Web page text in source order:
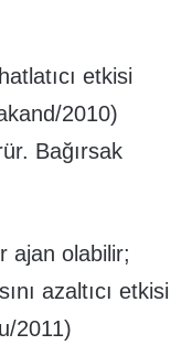
etkisi
2010)
Bağırsak
ajan olabilir;
azaltıcı etkisi
2011)